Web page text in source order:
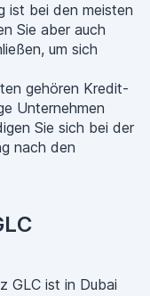
ist bei den meisten
Sie aber auch
um sich
gehören Kredit-
Unternehmen
Sie sich bei der
nach den
GLC ist in Dubai